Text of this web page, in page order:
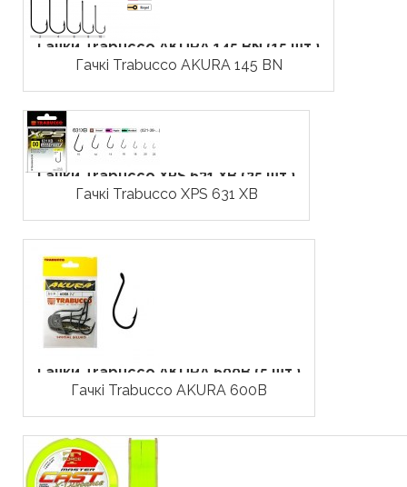
Гачки Trabucco AKURA 145 BN (15 шт.)
Гачкі Trabucco AKURA 145 BN
Гачки Trabucco XPS 631 XB (25 шт.)
Гачкі Trabucco XPS 631 XB
Гачки Trabucco AKURA 600B (5 шт.)
Гачкі Trabucco AKURA 600B